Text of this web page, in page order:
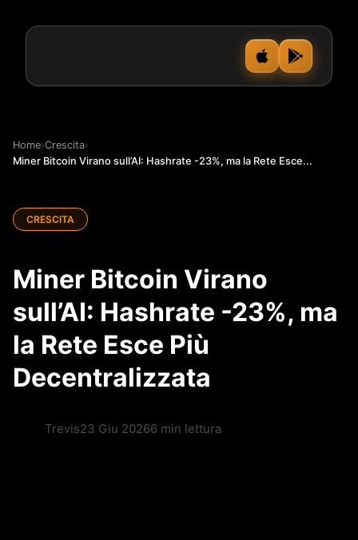
Home›Crescita›
Miner Bitcoin Virano sull’AI: Hashrate -23%, ma la Rete Esce...
CRESCITA
Miner Bitcoin Virano
sull’AI: Hashrate -23%, ma
la Rete Esce Più
Decentralizzata
Trevis23 Giu 20266 min lettura